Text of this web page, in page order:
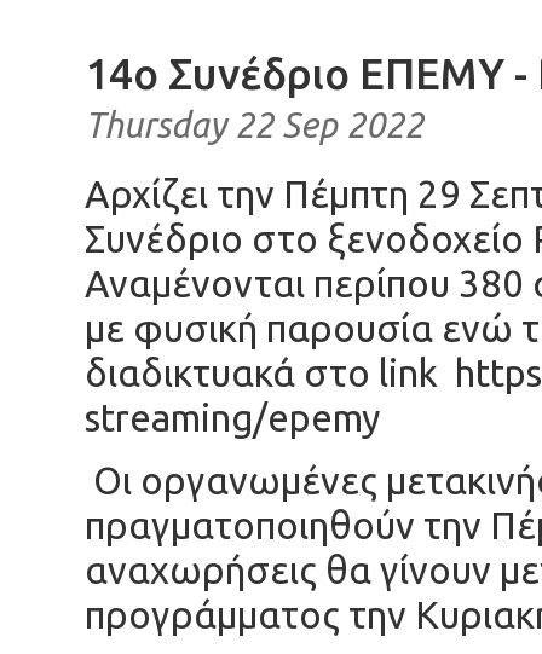
14ο Συνέδριο ΕΠΕΜΥ -
Thursday 22 Sep 2022
Αρχίζει την Πέμπτη 29
Συνέδριο στο
Αναμένονται περίπου 380
με φυσική παρουσία ενώ
διαδικτυακά στο link
streaming/epemy
Οι οργανωμένες
πραγματοποιηθούν την
αναχωρήσεις θα γίνουν
προγράμματος την